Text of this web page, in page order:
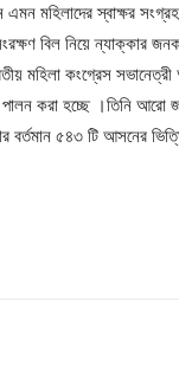
এমন মহিলাদের স্বাক্ষর
বিল নিয়ে ন্যাক্কার
মহিলা কংগ্রেস
করা হচ্ছে ।তিনি আরো
৫৪৩ টি আসনের